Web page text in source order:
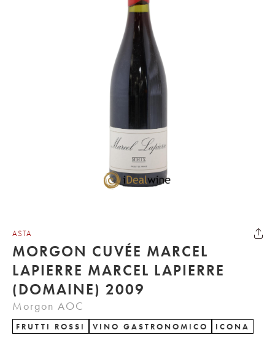
ASTA
MORGON CUVÉE MARCEL
LAPIERRE MARCEL LAPIERRE
(DOMAINE) 2009
Morgon AOC
FRUTTI ROSSI VINO GASTRONOMICO ICONA